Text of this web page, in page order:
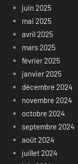
juin 2025
mai 2025
avril 2025
mars 2025
février 2025
janvier 2025
décembre 2024
novembre 2024
octobre 2024
septembre 2024
août 2024
juillet 2024